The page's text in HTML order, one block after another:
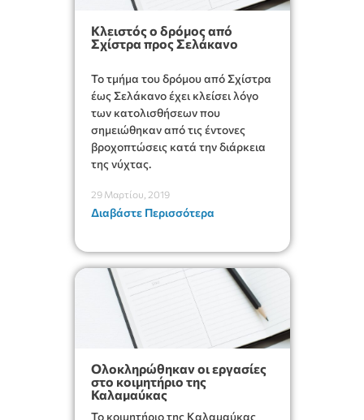
Κλειστός ο δρόμος από
Σχίστρα προς Σελάκανο
Το τμήμα του δρόμου από Σχίστρα
έως Σελάκανο έχει κλείσει λόγο
των κατολισθήσεων που
σημειώθηκαν από τις έντονες
βροχοπτώσεις κατά την διάρκεια
της νύχτας.
29 Μαρτίου, 2019
Διαβάστε Περισσότερα
Ολοκληρώθηκαν οι εργασίες
στο κοιμητήριο της
Καλαμαύκας
Το κοιμητήριο της Καλαμαύκας